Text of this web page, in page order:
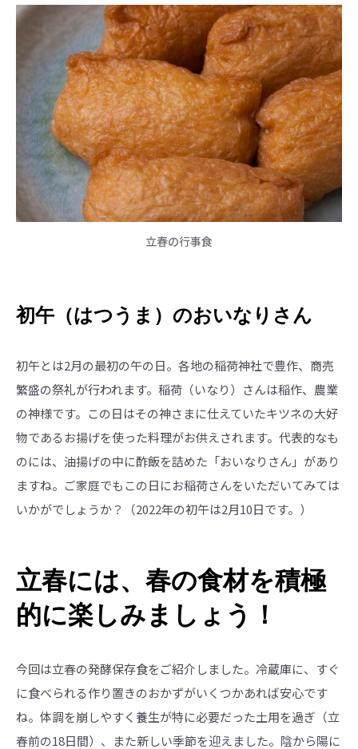
立春の行事食
初午（はつうま）のおいなりさん
初午とは2月の最初の午の日。各地の稲荷神社で豊作、商売
繁盛の祭礼が行われます。稲荷（いなり）さんは稲作、農業
の神様です。この日はその神さまに仕えていたキツネの大好
物であるお揚げを使った料理がお供えされます。代表的なも
のには、油揚げの中に酢飯を詰めた「おいなりさん」があり
ますね。ご家庭でもこの日にお稲荷さんをいただいてみては
いかがでしょうか？（2022年の初午は2月10日です。）
立春には、春の食材を積極
的に楽しみましょう！
今回は立春の発酵保存食をご紹介しました。冷蔵庫に、すぐ
に食べられる作り置きのおかずがいくつかあれば安心です
ね。体調を崩しやすく養生が特に必要だった土用を過ぎ（立
春前の18日間）、また新しい季節を迎えました。陰から陽に